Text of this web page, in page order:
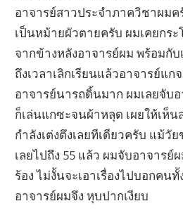
อาจารย์สาวประจำภาควิชาผมค
เป็นหม้ายผัวตายครับ ผมเคยกร
จากข้างหลังอาจารย์ผม พร้อมกั
ถึงเวลาเลิกเรียนแล้วอาจารย์แก
อาจารย์นารถดิ้นมาก ผมเลยจับ
ก็เล่นแกซะจนผ้าหลุด เผยให้เห็
กำลังเต่งตึงเลยทีเดียวครับ แม้วั
เลยไปถึง 55 แล้ว ผมจับอาจารย์
ร้อง ไม่งั้นจะเอาเรื่องไปบอกค
อาจารย์ผมจึง หุบปากเงียบ